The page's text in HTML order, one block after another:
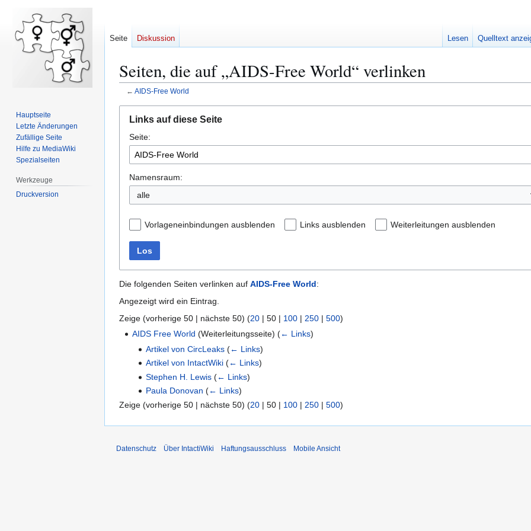
Seiten, die auf „AIDS-Free World“ verlinken
← AIDS-Free World
Navigation
springen
Suche
springen
Links auf diese Seite
Seite:
Namensraum:
alle
Vorlageneinbindungen ausblenden Links ausblenden Weiterleitungen ausblenden
Los
Die folgenden Seiten verlinken auf AIDS-Free World:
Angezeigt wird ein Eintrag.
Zeige (vorherige 50 | nächste 50) (20 | 50 | 100 | 250 | 500)
AIDS Free World (Weiterleitungsseite)(← Links)
Artikel von CircLeaks (← Links)
Artikel von IntactWiki (← Links)
Stephen H. Lewis (← Links)
Paula Donovan (← Links)
Zeige (vorherige 50 | nächste 50) (20 | 50 | 100 | 250 | 500)
Seite Diskussion Lesen Quelltext
Hauptseite
Letzte Änderungen
Zufällige Seite
Hilfe zu MediaWiki
Spezialseiten
Werkzeuge
Druckversion
Datenschutz Über IntactiWiki Haftungsausschluss Mobile Ansicht